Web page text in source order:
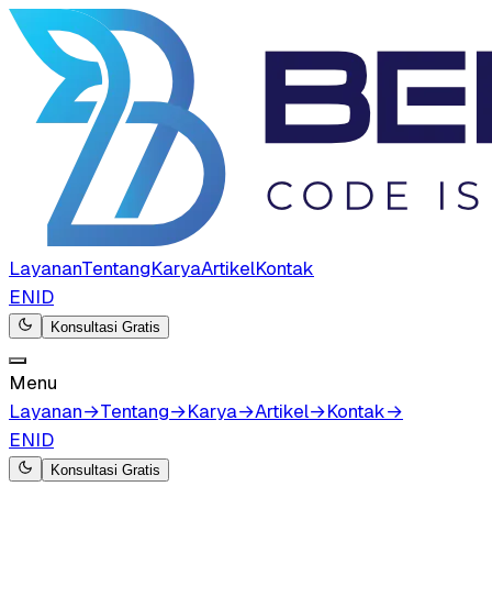
LayananTentangKaryaArtikelKontak
ENID
Konsultasi Gratis
Menu
Layanan→Tentang→Karya→Artikel→Kontak→
ENID
Konsultasi Gratis